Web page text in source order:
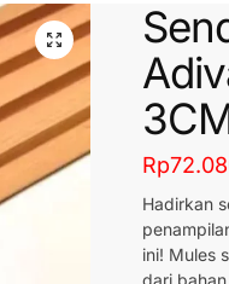
Rp
Hadirkan
ini! Mules
dari